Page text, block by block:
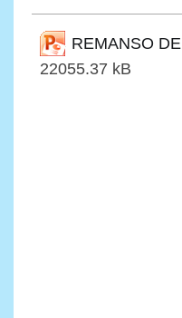
REMANSO
22055.37 kB